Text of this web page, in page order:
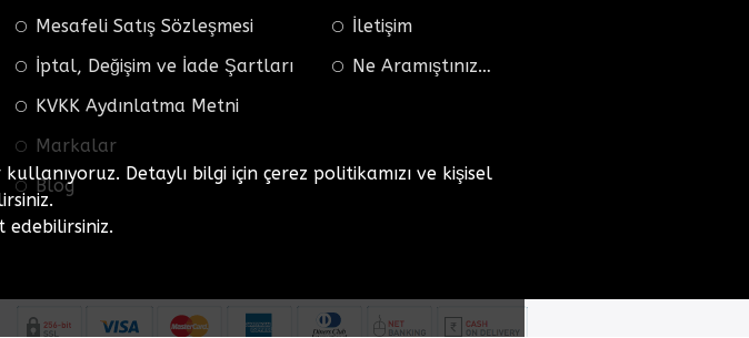
Mesafeli Satış Sözleşmesi
İptal, Değişim ve İade Şartları
KVKK Aydınlatma Metni
Markalar
Blog
İletişim
Ne Aramıştınız…
Detaylı bilgi için çerez politikamızı ve kişisel
edebilirsiniz.